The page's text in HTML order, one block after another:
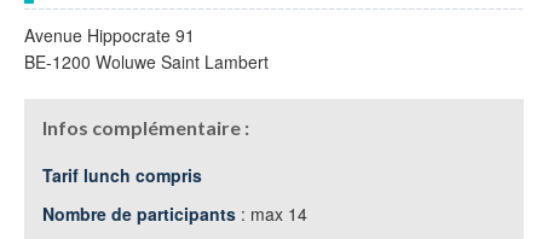
Avenue Hippocrate 91
BE-1200 Woluwe Saint Lambert
Infos complémentaire :
Tarif lunch compris
Nombre de participants : max 14